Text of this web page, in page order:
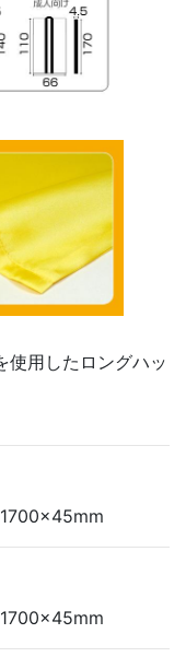
使用したロングハッ